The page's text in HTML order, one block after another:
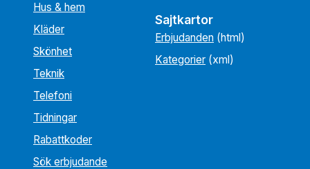
Hus & hem
Kläder
Skönhet
Teknik
Telefoni
Tidningar
Rabattkoder
Sök erbjudande
Sajtkartor
Erbjudanden (html)
Kategorier (xml)